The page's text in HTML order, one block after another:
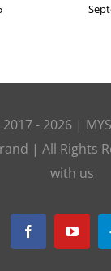
- 2026 |
| All Rights
with us
Facebook